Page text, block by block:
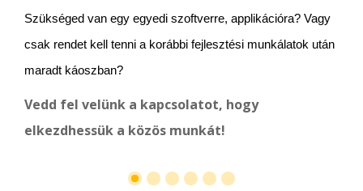
Szükséged van egy egyedi szoftverre, applikációra? Vagy
csak rendet kell tenni a korábbi fejlesztési munkálatok után
maradt káoszban?
Vedd fel velünk a kapcsolatot, hogy
elkezdhessük a közös munkát!
1 2 3 4 5 6